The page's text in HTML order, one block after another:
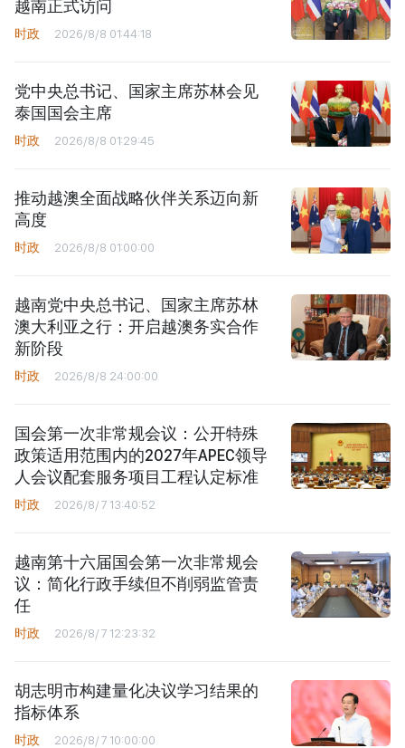
越南正式访问
时政 2026/8/8 01:44:18
党中央总书记、国家主席苏林会见
泰国国会主席
时政 2026/8/8 01:29:45
推动越澳全面战略伙伴关系迈向新
高度
时政 2026/8/8 01:00:00
越南党中央总书记、国家主席苏林
澳大利亚之行：开启越澳务实合作
新阶段
时政 2026/8/8 24:00:00
国会第一次非常规会议：公开特殊
政策适用范围内的2027年APEC领导
人会议配套服务项目工程认定标准
时政 2026/8/7 13:40:52
越南第十六届国会第一次非常规会
议：简化行政手续但不削弱监管责
任
时政 2026/8/7 12:23:32
胡志明市构建量化决议学习结果的
指标体系
时政 2026/8/7 10:00:00